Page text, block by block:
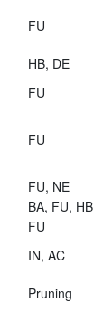
FU
HB, DE
FU
FU
FU, NE
BA, FU, HB
FU
IN, AC
Pruning